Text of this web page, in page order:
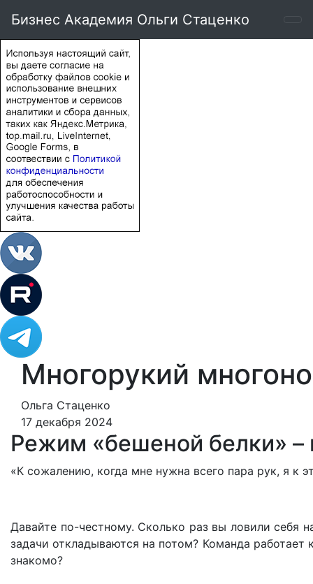
Бизнес Академия Ольги Стаценко
Многорукий
Ольга Стаценко
17 декабря 2024
Режим «бешеной белки» –
«К сожалению, когда мне нужна всего пара рук, я к
Давайте по-честному. Сколько раз вы ловили себя
задачи откладываются на потом? Команда
знакомо?